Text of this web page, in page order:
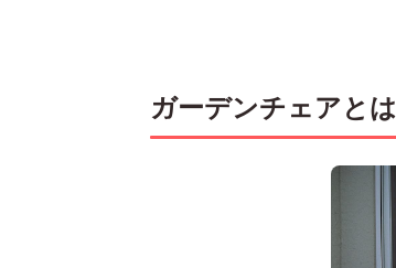
ガーデンチェアとは